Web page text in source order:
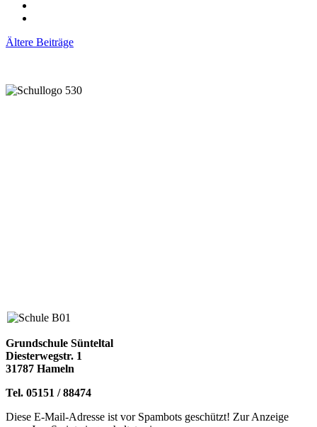
Ältere Beiträge
Grundschule Sünteltal
Diesterwegstr. 1
31787 Hameln
Tel. 05151 / 88474
Diese E-Mail-Adresse ist vor Spambots geschützt! Zur Anzeige